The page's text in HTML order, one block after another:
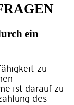
ein
zu
ist darauf zu
des